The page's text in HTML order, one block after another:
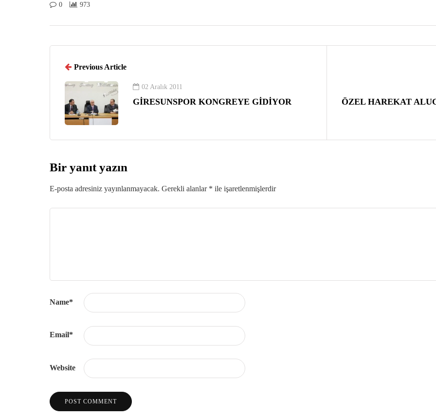
0 973
Previous Article
02 Aralık 2011
GİRESUNSPOR KONGREYE GİDİYOR ÖZEL HAREKAT
Bir yanıt yazın
E-posta adresiniz yayınlanmayacak. Gerekli alanlar * ile işaretlenmişlerdir
Name*
Email*
Website